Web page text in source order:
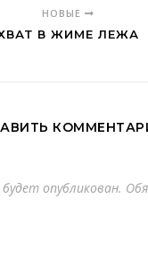
НОВЫЕ
В ЖИМЕ ЛЕЖА
опубликован.